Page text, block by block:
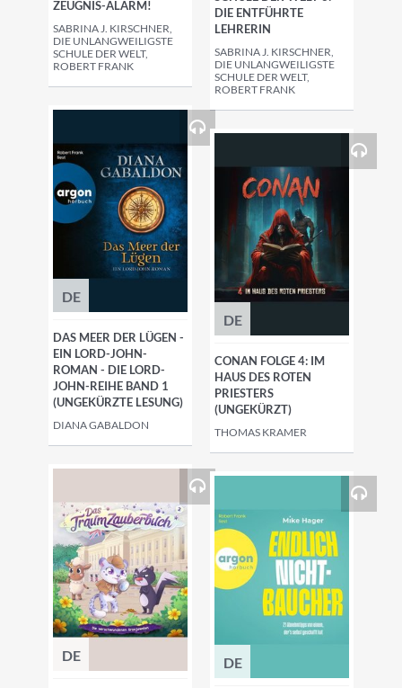
ZEUGNIS-ALARM!
SABRINA J. KIRSCHNER,
DIE UNLANGWEILIGSTE
SCHULE DER WELT,
ROBERT FRANK
DIE ENTFÜHRTE
LEHRERIN
SABRINA J. KIRSCHNER,
DIE UNLANGWEILIGSTE
SCHULE DER WELT,
ROBERT FRANK
DE
DAS MEER DER LÜGEN -
EIN LORD-JOHN-
ROMAN - DIE LORD-
JOHN-REIHE BAND 1
(UNGEKÜRZTE LESUNG)
DIANA GABALDON
DE
CONAN FOLGE 4: IM
HAUS DES ROTEN
PRIESTERS
(UNGEKÜRZT)
THOMAS KRAMER
DE DE